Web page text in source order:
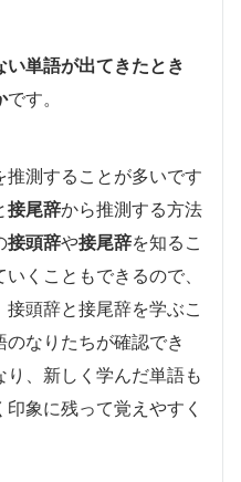
い単語が出てきたとき
です。
測することが多いです
接尾辞から推測する方法
接頭辞や接尾辞を知るこ
くこともできるので、
頭辞と接尾辞を学ぶこ
なりたちが確認でき
、新しく学んだ単語も
象に残って覚えやすく